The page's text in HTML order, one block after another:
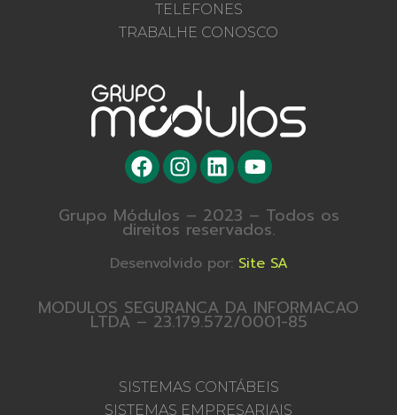
TELEFONES
TRABALHE CONOSCO
Grupo Módulos – 2023 – Todos os
direitos reservados.
Desenvolvido por: Site SA
MODULOS SEGURANCA DA INFORMACAO
LTDA – 23.179.572/0001-85
SISTEMAS CONTÁBEIS
SISTEMAS EMPRESARIAIS